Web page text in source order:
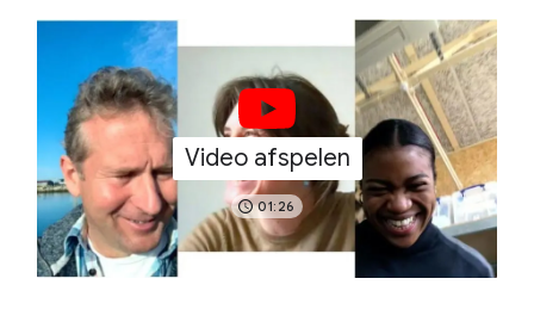
Video afspelen
01:26